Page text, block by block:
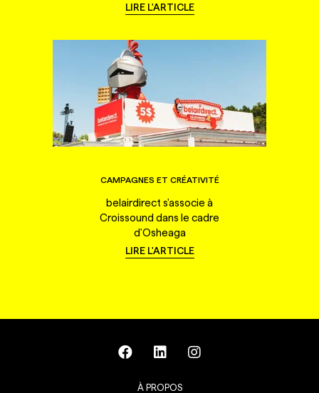
LIRE L'ARTICLE
CAMPAGNES ET CRÉATIVITÉ
belairdirect s'associe à
Croissound dans le cadre
d'Osheaga
LIRE L'ARTICLE
À PROPOS